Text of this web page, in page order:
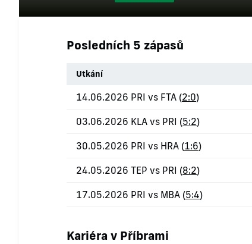
Posledních 5 zápasů
Utkání
14.06.2026 PRI vs FTA (2:0)
03.06.2026 KLA vs PRI (5:2)
30.05.2026 PRI vs HRA (1:6)
24.05.2026 TEP vs PRI (8:2)
17.05.2026 PRI vs MBA (5:4)
Kariéra v Příbrami